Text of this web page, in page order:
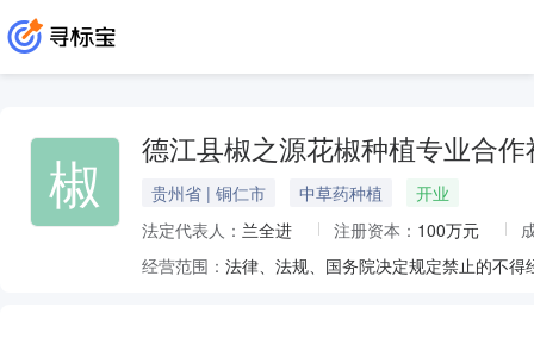
椒 德江县椒之源花椒种植专业合作
贵州省 | 铜仁市 中草药种植
开业
法定代表人： 兰全进 注册资本： 100万元
经营范围：